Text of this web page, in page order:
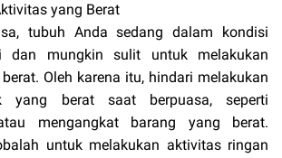
yang Berat
tubuh Anda sedang dalam kondisi
dan mungkin sulit untuk melakukan
Oleh karena itu, hindari melakukan
yang berat saat berpuasa, seperti
mengangkat barang yang berat.
untuk melakukan aktivitas ringan